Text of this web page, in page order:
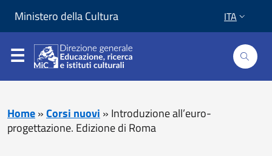
Ministero della Cultura ITA
Home»Corsi nuovi » Introduzione all’euro-
progettazione. Edizione di Roma